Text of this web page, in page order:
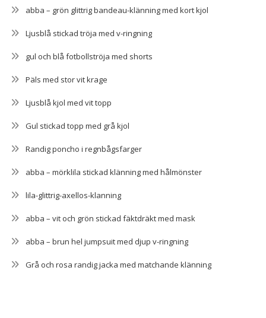
abba – grön glittrig bandeau-klänning med kort kjol
Ljusblå stickad tröja med v-ringning
gul och blå fotbollströja med shorts
Päls med stor vit krage
Ljusblå kjol med vit topp
Gul stickad topp med grå kjol
Randig poncho i regnbågsfarger
abba – mörklila stickad klänning med hålmönster
lila-glittrig-axellos-klanning
abba – vit och grön stickad fäktdräkt med mask
abba – brun hel jumpsuit med djup v-ringning
Grå och rosa randig jacka med matchande klänning